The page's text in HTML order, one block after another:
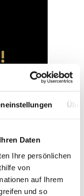
Daten
Ihre persönlichen
von
auf Ihrem
und so